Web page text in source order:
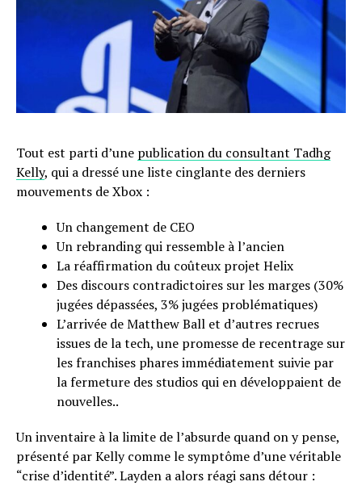
Tout est parti d’une publication du consultant Tadhg
Kelly, qui a dressé une liste cinglante des derniers
mouvements de Xbox :
Un changement de CEO
Un rebranding qui ressemble à l’ancien
La réaffirmation du coûteux projet Helix
Des discours contradictoires sur les marges (30%
jugées dépassées, 3% jugées problématiques)
L’arrivée de Matthew Ball et d’autres recrues
issues de la tech, une promesse de recentrage sur
les franchises phares immédiatement suivie par
la fermeture des studios qui en développaient de
nouvelles..
Un inventaire à la limite de l’absurde quand on y pense,
présenté par Kelly comme le symptôme d’une véritable
“crise d’identité”. Layden a alors réagi sans détour :